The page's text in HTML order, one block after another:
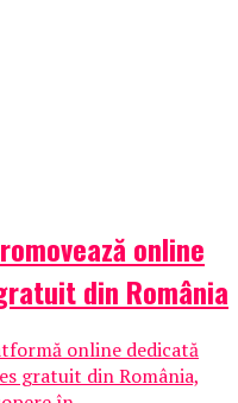
online
din România
online dedicată
gratuit din România,